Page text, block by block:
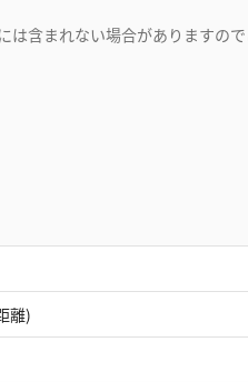
含まれない場合がありますので
離)